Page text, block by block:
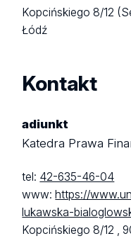
Kopcińskiego 8/12
Łódź
Kontakt
adiunkt
Katedra Prawa
tel: 42-635-46-04
www:https://
lukawska-
Kopcińskiego 8/12 ,